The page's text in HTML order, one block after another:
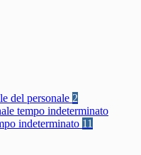
del personale 2
tempo indeterminato
indeterminato 11